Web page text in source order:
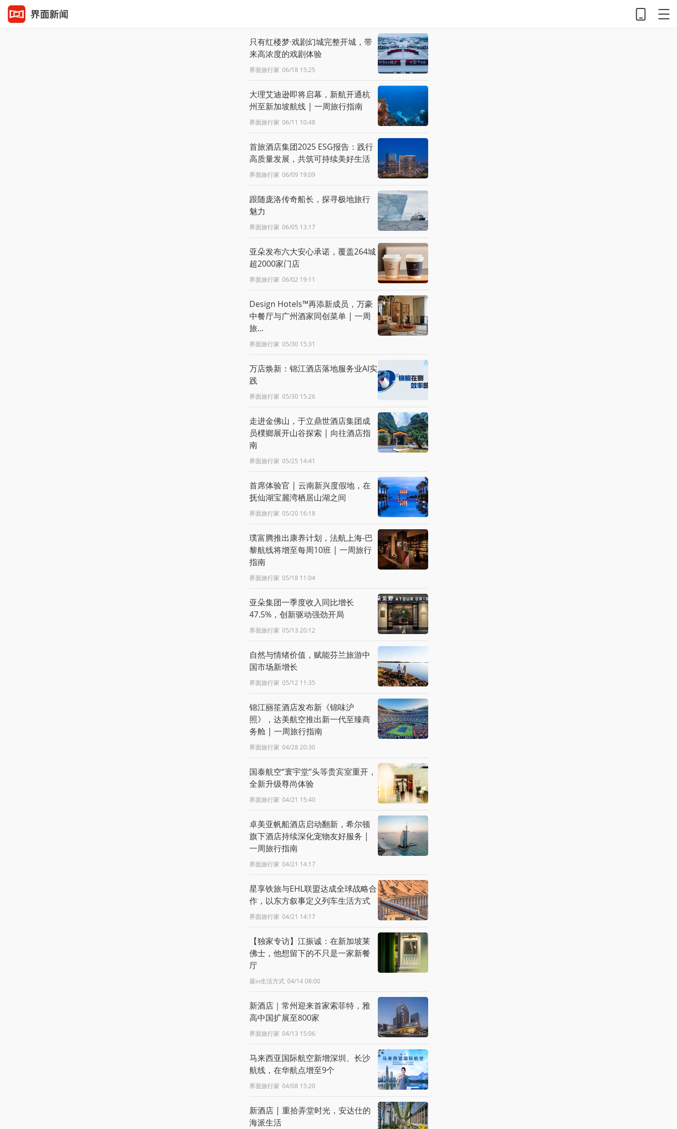
只有红楼梦·戏剧幻城完整开城，带
来高浓度的戏剧体验
界面旅行家 06/18 15:25
大理艾迪逊即将启幕，新航开通杭
州至新加坡航线 | 一周旅行指南
界面旅行家 06/11 10:48
首旅酒店集团2025 ESG报告：践行
高质量发展，共筑可持续美好生活
界面旅行家 06/09 19:09
跟随庞洛传奇船长，探寻极地旅行
魅力
界面旅行家 06/05 13:17
亚朵发布六大安心承诺，覆盖264城
超2000家门店
界面旅行家 06/02 19:11
Design Hotels™再添新成员，万豪
中餐厅与广州酒家同创菜单 | 一周
旅...
界面旅行家 05/30 15:31
万店焕新：锦江酒店落地服务业AI实
践
界面旅行家 05/30 15:26
走进金佛山，于立鼎世酒店集团成
员樸鄉展开山谷探索 | 向往酒店指
南
界面旅行家 05/25 14:41
首席体验官 | 云南新兴度假地，在
抚仙湖宝麗湾栖居山湖之间
界面旅行家 05/20 16:18
璞富腾推出康养计划，法航上海-巴
黎航线将增至每周10班 | 一周旅行
指南
界面旅行家 05/18 11:04
亚朵集团一季度收入同比增长
47.5%，创新驱动强劲开局
界面旅行家 05/13 20:12
自然与情绪价值，赋能芬兰旅游中
国市场新增长
界面旅行家 05/12 11:35
锦江丽笙酒店发布新《锦味沪
照》，达美航空推出新一代至臻商
务舱 | 一周旅行指南
界面旅行家 04/28 20:30
国泰航空“寰宇堂”头等贵宾室重开，
全新升级尊尚体验
界面旅行家 04/21 15:40
卓美亚帆船酒店启动翻新，希尔顿
旗下酒店持续深化宠物友好服务 |
一周旅行指南
界面旅行家 04/21 14:17
星享铁旅与EHL联盟达成全球战略合
作，以东方叙事定义列车生活方式
界面旅行家 04/21 14:17
【独家专访】江振诚：在新加坡莱
佛士，他想留下的不只是一家新餐
厅
最in生活方式 04/14 08:00
新酒店｜常州迎来首家索菲特，雅
高中国扩展至800家
界面旅行家 04/13 15:06
马来西亚国际航空新增深圳、长沙
航线，在华航点增至9个
界面旅行家 04/08 15:20
新酒店 | 重拾弄堂时光，安达仕的
海派生活